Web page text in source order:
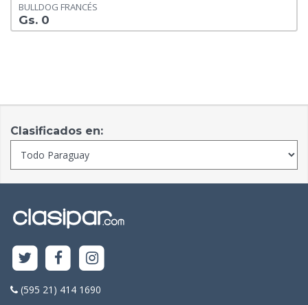
BULLDOG FRANCÉS
Gs. 0
Clasificados en:
(595 21) 414 1690